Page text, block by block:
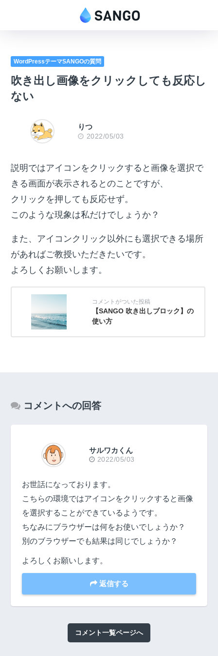
WordPressテーマSANGOの質問
吹き出し画像をクリックしても反応し
ない
りつ
2022/05/03
説明ではアイコンをクリックすると画像を選択で
きる画面が表示されるとのことですが、
クリックを押しても反応せず。
このような現象は私だけでしょうか？
また、アイコンクリック以外にも選択できる場所
があればご教授いただきたいです。
よろしくお願いします。
【SANGO 吹き出しブロック】の
使い方
コメントへの回答
サルワカくん
2022/05/03
お世話になっております。
こちらの環境ではアイコンをクリックすると画像
を選択することができているようです。
ちなみにブラウザーは何をお使いでしょうか？
別のブラウザーでも結果は同じでしょうか？
よろしくお願いします。
返信する
コメント一覧ページへ